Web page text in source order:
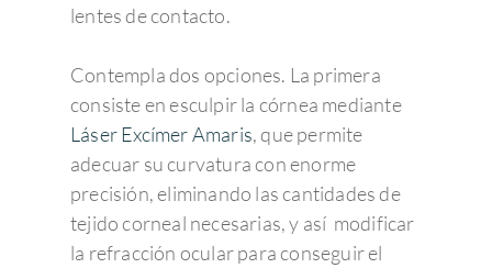
lentes de contacto.
Contempla dos opciones. La primera
consiste en esculpir la córnea mediante
Láser Excímer Amaris, que permite
adecuar su curvatura con enorme
precisión, eliminando las cantidades de
tejido corneal necesarias, y así modificar
la refracción ocular para conseguir el